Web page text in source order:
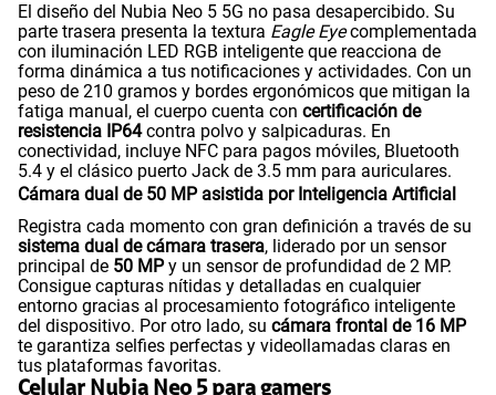
El diseño del Nubia Neo 5 5G no pasa desapercibido. Su
parte trasera presenta la textura Eagle Eyecomplementada
con iluminación LED RGB inteligente que reacciona de
forma dinámica a tus notificaciones y actividades. Con un
peso de 210 gramos y bordes ergonómicos que mitigan la
fatiga manual, el cuerpo cuenta con certificación de
resistencia IP64contra polvo y salpicaduras. En
conectividad, incluye NFC para pagos móviles, Bluetooth
5.4 y el clásico puerto Jack de 3.5 mm para auriculares.
Cámara dual de 50 MP asistida por Inteligencia Artificial
Registra cada momento con gran definición a través de su
sistema dual de cámara trasera, liderado por un sensor
principal de 50 MPy un sensor de profundidad de 2 MP.
Consigue capturas nítidas y detalladas en cualquier
entorno gracias al procesamiento fotográfico inteligente
del dispositivo. Por otro lado, su cámara frontal de 16 MP
te garantiza selfies perfectas y videollamadas claras en
tus plataformas favoritas.
Celular Nubia Neo 5 para gamers